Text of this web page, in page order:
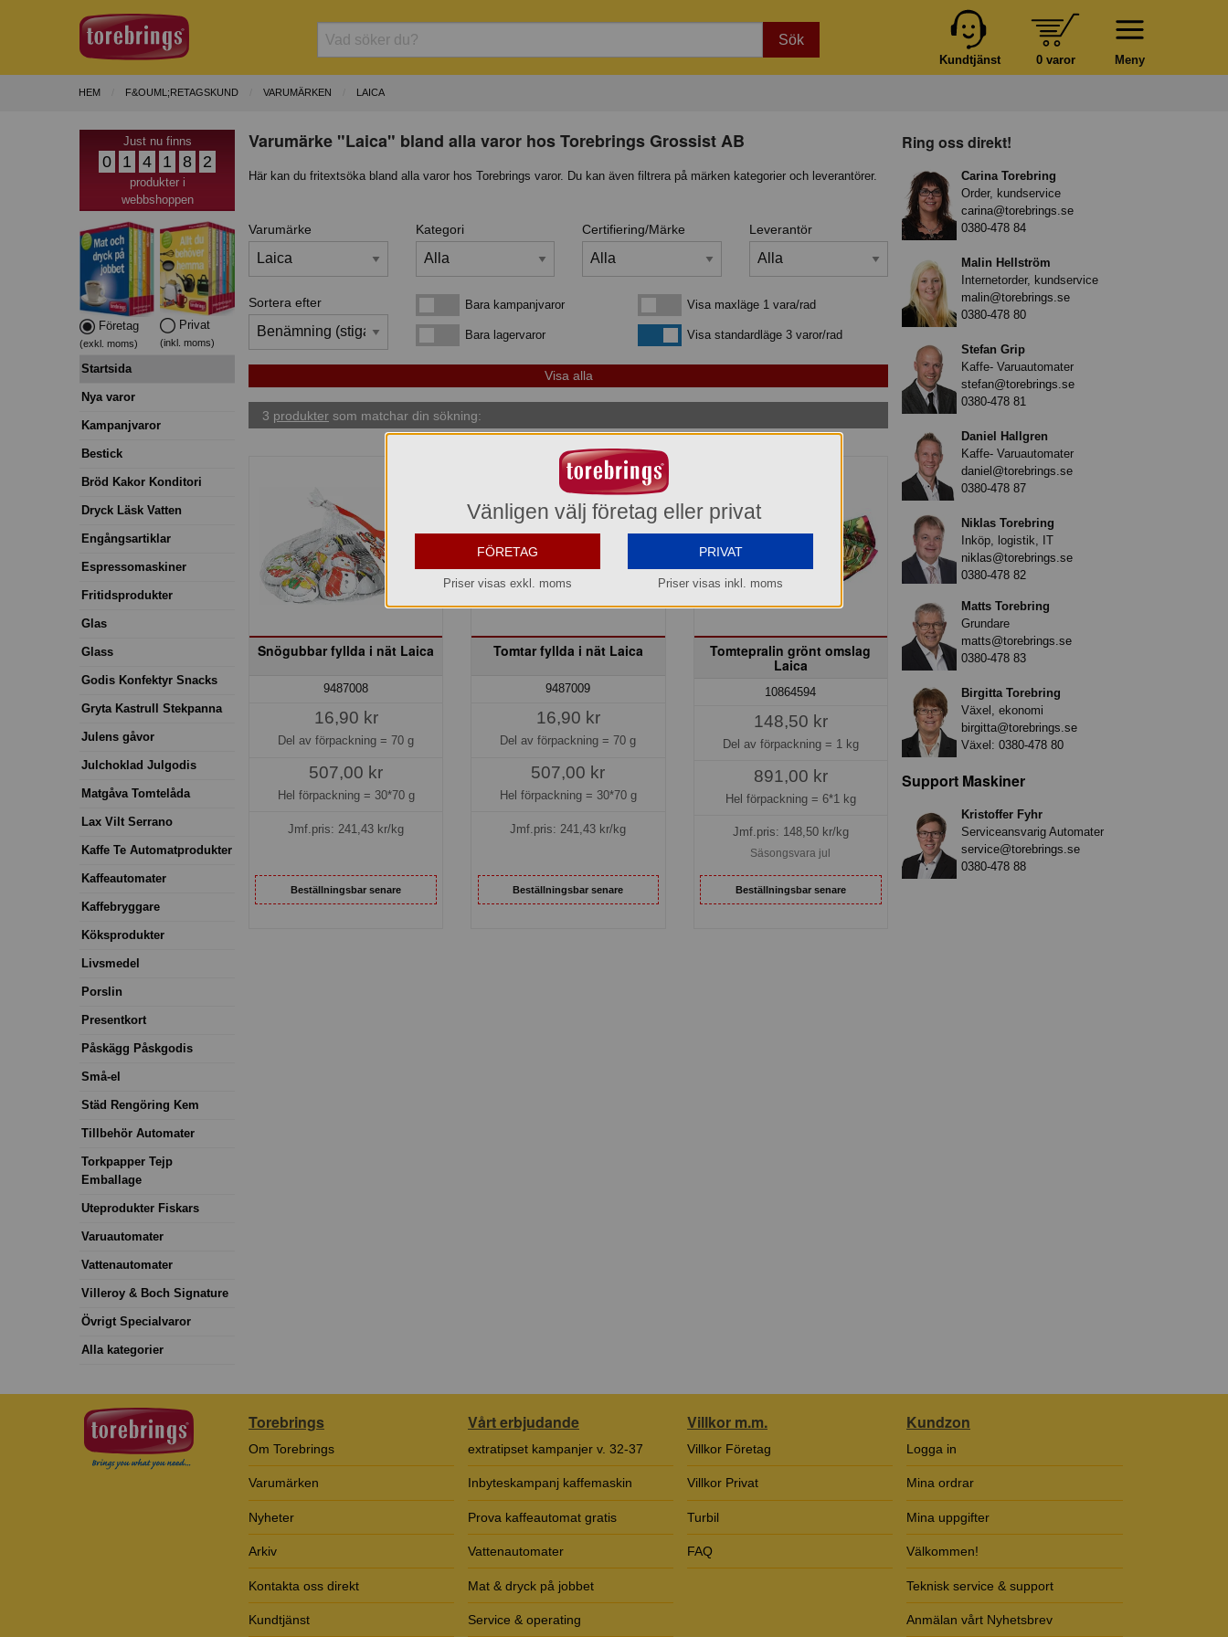
Sök
Meny
0 varor
Kundtjänst
HEM F&OUML;RETAGSKUND VARUMÄRKEN LAICA
Just nu finns
0 1 4 1 8 2
produkter i
webbshoppen
Företag
(exkl. moms)
Privat
(inkl. moms)
Startsida
Nya varor
Kampanjvaror
Bestick
Bröd Kakor Konditori
Dryck Läsk Vatten
Engångsartiklar
Espressomaskiner
Fritidsprodukter
Glas
Glass
Godis Konfektyr Snacks
Gryta Kastrull Stekpanna
Julens gåvor
Julchoklad Julgodis
Matgåva Tomtelåda
Lax Vilt Serrano
Kaffe Te Automatprodukter
Kaffeautomater
Kaffebryggare
Köksprodukter
Livsmedel
Porslin
Presentkort
Påskägg Påskgodis
Små-el
Städ Rengöring Kem
Tillbehör Automater
Torkpapper Tejp
Emballage
Uteprodukter Fiskars
Varuautomater
Vattenautomater
Villeroy & Boch Signature
Övrigt Specialvaror
Alla kategorier
Varumärke "Laica" bland alla varor hos Torebrings Grossist AB
Här kan du fritextsöka bland alla varor hos Torebrings varor. Du kan även filtrera på märken kategorier och leverantörer.
Varumärke Kategori Certifiering/Märke Leverantör
Sortera efter Bara kampanjvarorBara kampanjvaror
Bara lagervarorBara lagervaror
Visa maxläge 1 vara/rad
Visa maxläge 1 vara/rad
Visa standardlägeVisa standardläge 3 varor/rad
3 produkter som matchar din sökning:
Snögubbar fyllda i nät Laica
9487008
16,90 kr
Del av förpackning =70 g
507,00 kr
Hel förpackning = 30*70 g
Jmf.pris: 241,43 kr/kg
Beställningsbar senare
Tomtar fyllda i nät Laica
9487009
16,90 kr
Del av förpackning =70 g
507,00 kr
Hel förpackning = 30*70 g
Jmf.pris: 241,43 kr/kg
Beställningsbar senare
Tomtepralin grönt omslag
Laica
10864594
148,50 kr
Del av förpackning = 1 kg
891,00 kr
Hel förpackning = 6*1 kg
Jmf.pris: 148,50kr/kg
Säsongsvara jul
Beställningsbar senare
Ring oss direkt!
Carina Torebring
Order, kundservice
carina@torebrings.se
0380-478 84
Malin Hellström
Internetorder, kundservice
malin@torebrings.se
0380-478 80
Stefan Grip
Kaffe- Varuautomater
stefan@torebrings.se
0380-478 81
Daniel Hallgren
Kaffe- Varuautomater
daniel@torebrings.se
0380-478 87
Niklas Torebring
Inköp, logistik, IT
niklas@torebrings.se
0380-478 82
Matts Torebring
Grundare
matts@torebrings.se
0380-478 83
Birgitta Torebring
Växel, ekonomi
birgitta@torebrings.se
Växel: 0380-478 80
Support Maskiner
Kristoffer Fyhr
Serviceansvarig Automater
service@torebrings.se
0380-478 88
Torebrings
Om Torebrings
Varumärken
Nyheter
Arkiv
Kontakta oss direkt
Kundtjänst
Vårt erbjudande
extratipset kampanjer v. 32-37
Inbyteskampanj kaffemaskin
Prova kaffeautomat gratis
Vattenautomater
Mat & dryck på jobbet
Service & operating
Villkor m.m.
Villkor Företag
Villkor Privat
Turbil
FAQ
Kundzon
Logga in
Mina ordrar
Mina uppgifter
Välkommen!
Teknisk service & support
Anmälan vårt Nyhetsbrev
Vänligen välj företag eller privat
FÖRETAG
Priser visas exkl. moms
PRIVAT
Priser visas inkl. moms